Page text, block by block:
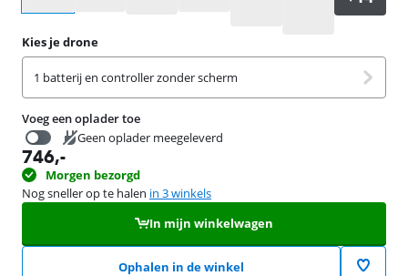
Kies je drone
1 batterij en controller zonder scherm
Voeg een oplader toe
Geen oplader meegeleverd
746,-
Morgen bezorgd
Nog sneller op te halen in 3 winkels
In mijn winkelwagen
Ophalen in de winkel